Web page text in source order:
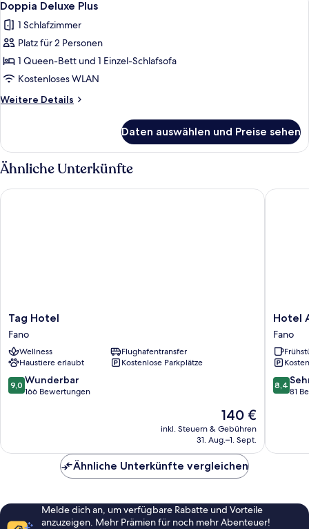
Fotos
für
Doppia
Deluxe
Plus
anzeigen
1
Doppia Deluxe Plus
1 Schlafzimmer
Platz für 2 Personen
1 Queen-Bett und 1 Einzel-Schlafsofa
Kostenloses WLAN
Weitere Details
Weitere
Deluxe
Plus
Daten auswählen und Preise sehen
Ähnliche Unterkünfte
Tag
Hotel
Fano
Tag Hotel
Fano
Wellness
Flughafentransfer
Haustiere erlaubt
Kostenlose Parkplätze
9.0
von
9,0 Wunderbar
166 Bewertungen
Der
Preis
beträgt
140 €
inkl. Steuern & Gebühren
31. Aug.–1. Sept.
Tag Hotel
Hotel
Fano
Hotel
Fano
8.4
von
8,4
81
Hotel
Ähnliche Unterkünfte vergleichen
Melde dich an, um verfügbare Rabatte und Vorteile
anzuzeigen. Mehr Prämien für noch mehr Abenteuer!